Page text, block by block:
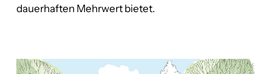
dauerhaften Mehrwert bietet.